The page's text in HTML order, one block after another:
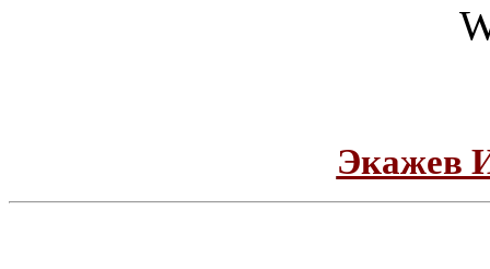
Экажев